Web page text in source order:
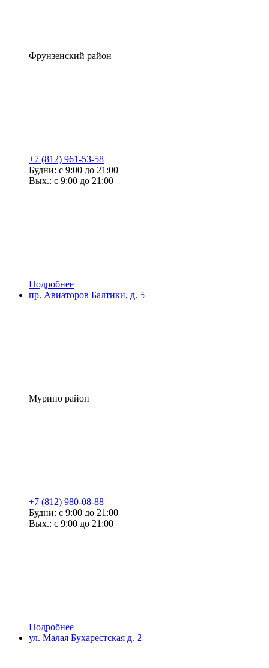
Фрунзенский район
+7 (812) 961-53-58
Будни: с 9:00 до 21:00
Вых.: с 9:00 до 21:00
Подробнее
пр. Авиаторов Балтики, д. 5
Мурино район
+7 (812) 980-08-88
Будни: с 9:00 до 21:00
Вых.: с 9:00 до 21:00
Подробнее
ул. Малая Бухарестская д. 2